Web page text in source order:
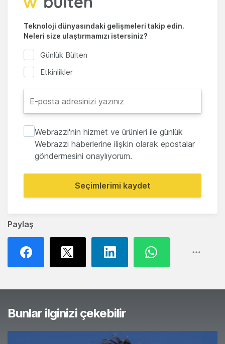
Paylaş
Teknoloji dünyasındaki gelişmeleri takip edin.
Neleri size ulaştırmamızı istersiniz?
Günlük Bülten
Etkinlikler
Webrazzi'nin hizmet ve ürünleri ile günlük
Webrazzi haberlerine ilişkin olarak epostalar
göndermesini onaylıyorum.
Seçimlerimi kaydet
Bunlar ilginizi çekebilir